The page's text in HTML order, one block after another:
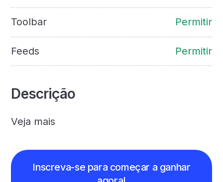
Toolbar Permitir
Feeds Permitir
Descrição
Veja mais
Inscreva-se para começar a ganhar